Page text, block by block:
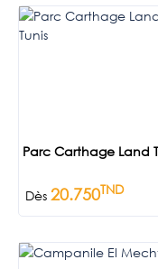
Dès20.750TND